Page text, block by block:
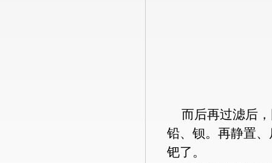
而后再过滤后
铅、钡。再静置
钯了。